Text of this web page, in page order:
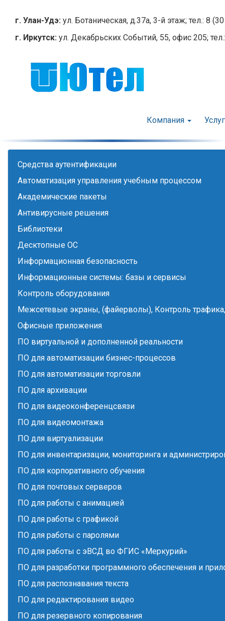
содержанию
г. Улан-Удэ: ул. Ботаническая, д.37а, 3-й этаж; тел.: 8
г. Иркутск: ул. Декабрьских Событий, 55, офис 205;
Компания
Cредства аутентификации
Автоматизация управления учебным процессом
Академические пакеты
Антивирусные решения
Библиотеки
Десктопные ОС
Информационная безопасность
Информационные системы: базы и сервисы
Контроль оборудования
Межсетевые экраны, (файерволы), Контроль
Офисные приложения
ПО виртуальной и дополненной реальности
ПО для автоматизации бизнес-процессов
ПО для автоматизации торговли
ПО для архивации
ПО для видеоконференцсвязи
ПО для видеомонтажа
ПО для виртуализации
ПО для инвентаризации, мониторинга и
ПО для корпоративного обучения
ПО для почтовых серверов
ПО для работы с анимацией
ПО для работы с графикой
ПО для работы с паролями
ПО для работы с эВСД во ФГИС «Меркурий»
ПО для разработки программного обеспечения и
ПО для распознавания текста
ПО для редактирования видео
ПО для резервного копирования